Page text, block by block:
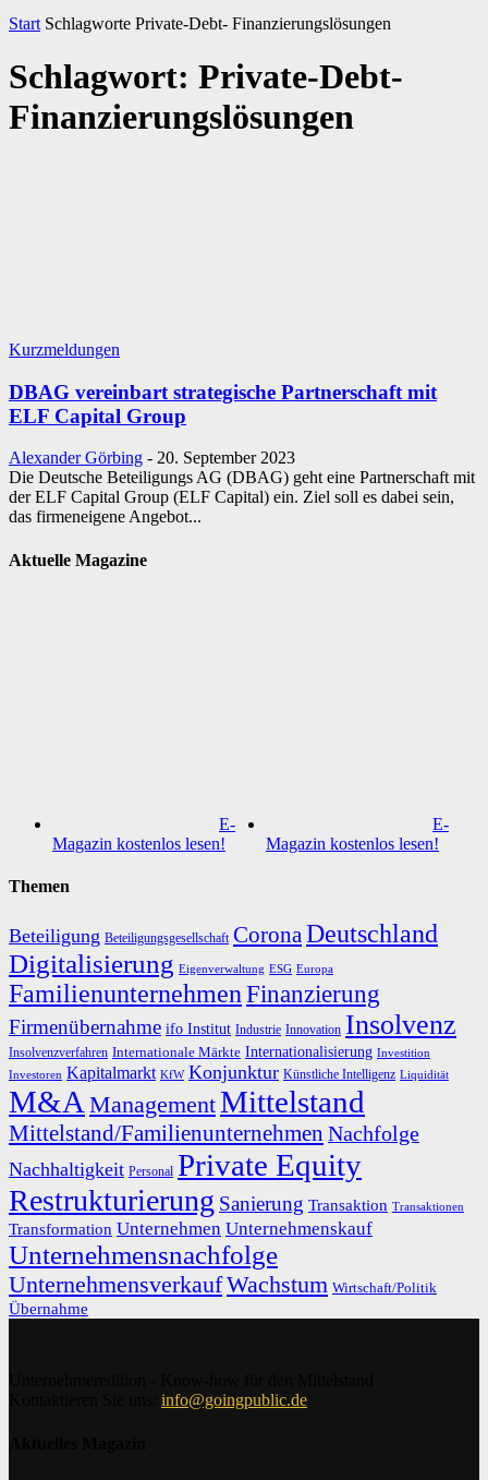
Start Schlagworte Private-Debt- Finanzierungslösungen
Schlagwort: Private-Debt-
Finanzierungslösungen
Kurzmeldungen
DBAG vereinbart strategische Partnerschaft mit
ELF Capital Group
Alexander Görbing - 20. September 2023
Die Deutsche Beteiligungs AG (DBAG) geht eine Partnerschaft mit
der ELF Capital Group (ELF Capital) ein. Ziel soll es dabei sein,
das firmeneigene Angebot...
Aktuelle Magazine
E-
Magazin kostenlos lesen!
E-
Magazin kostenlos lesen!
Themen
Beteiligung Beteiligungsgesellschaft CoronaDeutschland
Digitalisierung Eigenverwaltung ESG Europa
FamilienunternehmenFinanzierung
Firmenübernahme ifo Institut Industrie Innovation Insolvenz
Insolvenzverfahren Internationale Märkte Internationalisierung Investition
Investoren Kapitalmarkt KfW Konjunktur Künstliche Intelligenz Liquidität
M&A ManagementMittelstand
Mittelstand/Familienunternehmen Nachfolge
Nachhaltigkeit Personal Private Equity
Restrukturierung Sanierung Transaktion Transaktionen
Transformation Unternehmen Unternehmenskauf
Unternehmensnachfolge
UnternehmensverkaufWachstum Wirtschaft/Politik
Übernahme
info@goingpublic.de